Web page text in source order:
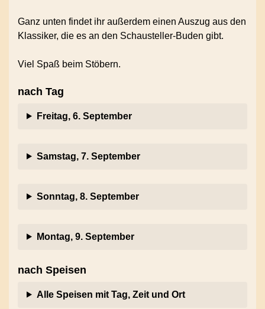
Ganz unten findet ihr außerdem einen Auszug aus den
Klassiker, die es an den Schausteller-Buden gibt.
Viel Spaß beim Stöbern.
nach Tag
Freitag, 6. September
Samstag, 7. September
Sonntag, 8. September
Montag, 9. September
nach Speisen
Alle Speisen mit Tag, Zeit und Ort